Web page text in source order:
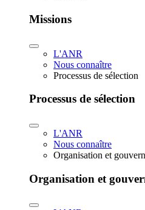
Missions
L'ANR
Nous connaître
Processus de sélection
Processus de sélection
L'ANR
Nous connaître
Organisation et
Organisation et